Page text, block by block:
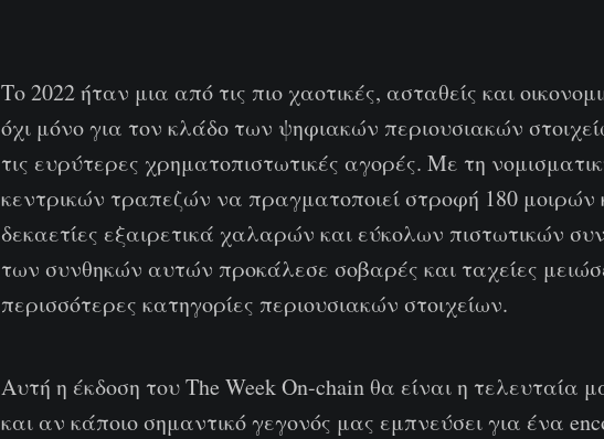
Το 2022 ήταν μια από τις πιο χαοτικές, ασταθείς και
όχι μόνο για τον κλάδο των ψηφιακών περιουσιακών
τις ευρύτερες χρηματοπιστωτικές αγορές. Με τη
κεντρικών τραπεζών να πραγματοποιεί στροφή 180 μοιρών
δεκαετίες εξαιρετικά χαλαρών και εύκολων πιστωτικών
των συνθηκών αυτών προκάλεσε σοβαρές και ταχείες
περισσότερες κατηγορίες περιουσιακών στοιχείων.
Αυτή η έκδοση του The Week On-chain θα είναι η τελευταία
και αν κάποιο σημαντικό γεγονός μας εμπνεύσει για ένα